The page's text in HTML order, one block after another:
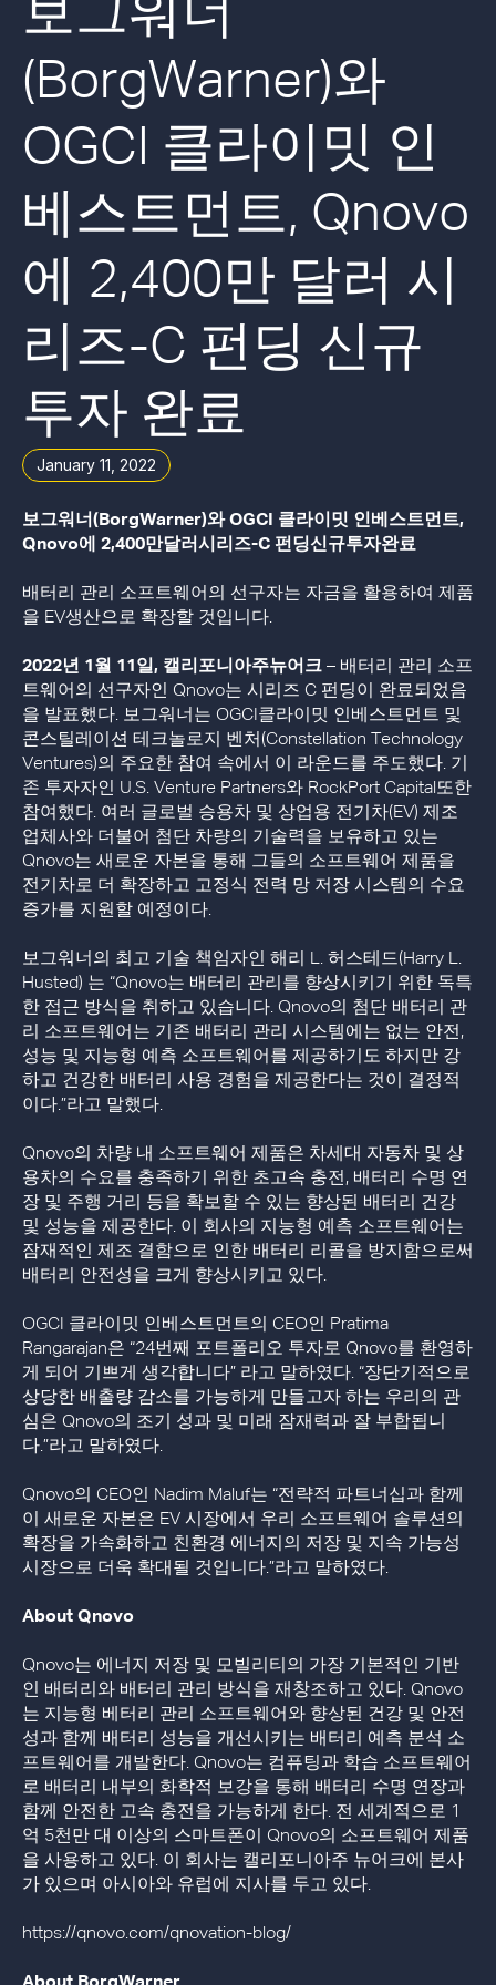
보그워너
(BorgWarner)와
OGCI 클라이밋 인
베스트먼트, Qnovo
에 2,400만 달러 시
리즈-C 펀딩 신규
투자 완료
January 11, 2022
보그워너(BorgWarner)와 OGCI 클라이밋 인베스트먼트,
Qnovo에 2,400만달러시리즈-C 펀딩신규투자완료
배터리 관리 소프트웨어의 선구자는 자금을 활용하여 제품
을 EV생산으로 확장할 것입니다.
2022년 1월 11일, 캘리포니아주뉴어크 – 배터리 관리 소프
트웨어의 선구자인 Qnovo는 시리즈 C 펀딩이 완료되었음
을 발표했다. 보그워너는 OGCI클라이밋 인베스트먼트 및
콘스틸레이션 테크놀로지 벤처(Constellation Technology
Ventures)의 주요한 참여 속에서 이 라운드를 주도했다. 기
존 투자자인 U.S. Venture Partners와 RockPort Capital또한
참여했다. 여러 글로벌 승용차 및 상업용 전기차(EV) 제조
업체사와 더불어 첨단 차량의 기술력을 보유하고 있는
Qnovo는 새로운 자본을 통해 그들의 소프트웨어 제품을
전기차로 더 확장하고 고정식 전력 망 저장 시스템의 수요
증가를 지원할 예정이다.
보그워너의 최고 기술 책임자인 해리 L. 허스테드(Harry L.
Husted) 는 “Qnovo는 배터리 관리를 향상시키기 위한 독특
한 접근 방식을 취하고 있습니다. Qnovo의 첨단 배터리 관
리 소프트웨어는 기존 배터리 관리 시스템에는 없는 안전,
성능 및 지능형 예측 소프트웨어를 제공하기도 하지만 강
하고 건강한 배터리 사용 경험을 제공한다는 것이 결정적
이다.”라고 말했다.
Qnovo의 차량 내 소프트웨어 제품은 차세대 자동차 및 상
용차의 수요를 충족하기 위한 초고속 충전, 배터리 수명 연
장 및 주행 거리 등을 확보할 수 있는 향상된 배터리 건강
및 성능을 제공한다. 이 회사의 지능형 예측 소프트웨어는
잠재적인 제조 결함으로 인한 배터리 리콜을 방지함으로써
배터리 안전성을 크게 향상시키고 있다.
OGCI 클라이밋 인베스트먼트의 CEO인 Pratima
Rangarajan은 “24번째 포트폴리오 투자로 Qnovo를 환영하
게 되어 기쁘게 생각합니다” 라고 말하였다. “장단기적으로
상당한 배출량 감소를 가능하게 만들고자 하는 우리의 관
심은 Qnovo의 조기 성과 및 미래 잠재력과 잘 부합됩니
다.”라고 말하였다.
Qnovo의 CEO인 Nadim Maluf는 “전략적 파트너십과 함께
이 새로운 자본은 EV 시장에서 우리 소프트웨어 솔루션의
확장을 가속화하고 친환경 에너지의 저장 및 지속 가능성
시장으로 더욱 확대될 것입니다.”라고 말하였다.
About Qnovo
Qnovo는 에너지 저장 및 모빌리티의 가장 기본적인 기반
인 배터리와 배터리 관리 방식을 재창조하고 있다. Qnovo
는 지능형 베터리 관리 소프트웨어와 향상된 건강 및 안전
성과 함께 배터리 성능을 개선시키는 배터리 예측 분석 소
프트웨어를 개발한다. Qnovo는 컴퓨팅과 학습 소프트웨어
로 배터리 내부의 화학적 보강을 통해 배터리 수명 연장과
함께 안전한 고속 충전을 가능하게 한다. 전 세계적으로 1
억 5천만 대 이상의 스마트폰이 Qnovo의 소프트웨어 제품
을 사용하고 있다. 이 회사는 캘리포니아주 뉴어크에 본사
가 있으며 아시아와 유럽에 지사를 두고 있다.
https://qnovo.com/qnovation-blog/